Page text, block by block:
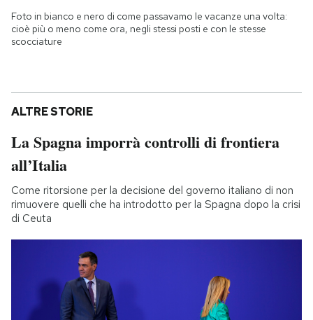
Foto in bianco e nero di come passavamo le vacanze una volta:
cioè più o meno come ora, negli stessi posti e con le stesse
scocciature
ALTRE STORIE
La Spagna imporrà controlli di frontiera
all’Italia
Come ritorsione per la decisione del governo italiano di non
rimuovere quelli che ha introdotto per la Spagna dopo la crisi
di Ceuta